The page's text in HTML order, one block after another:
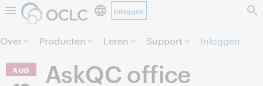
Direct door naar pagina.
Inloggen
Over Producten Leren Support Inloggen
AUG
AskQC office